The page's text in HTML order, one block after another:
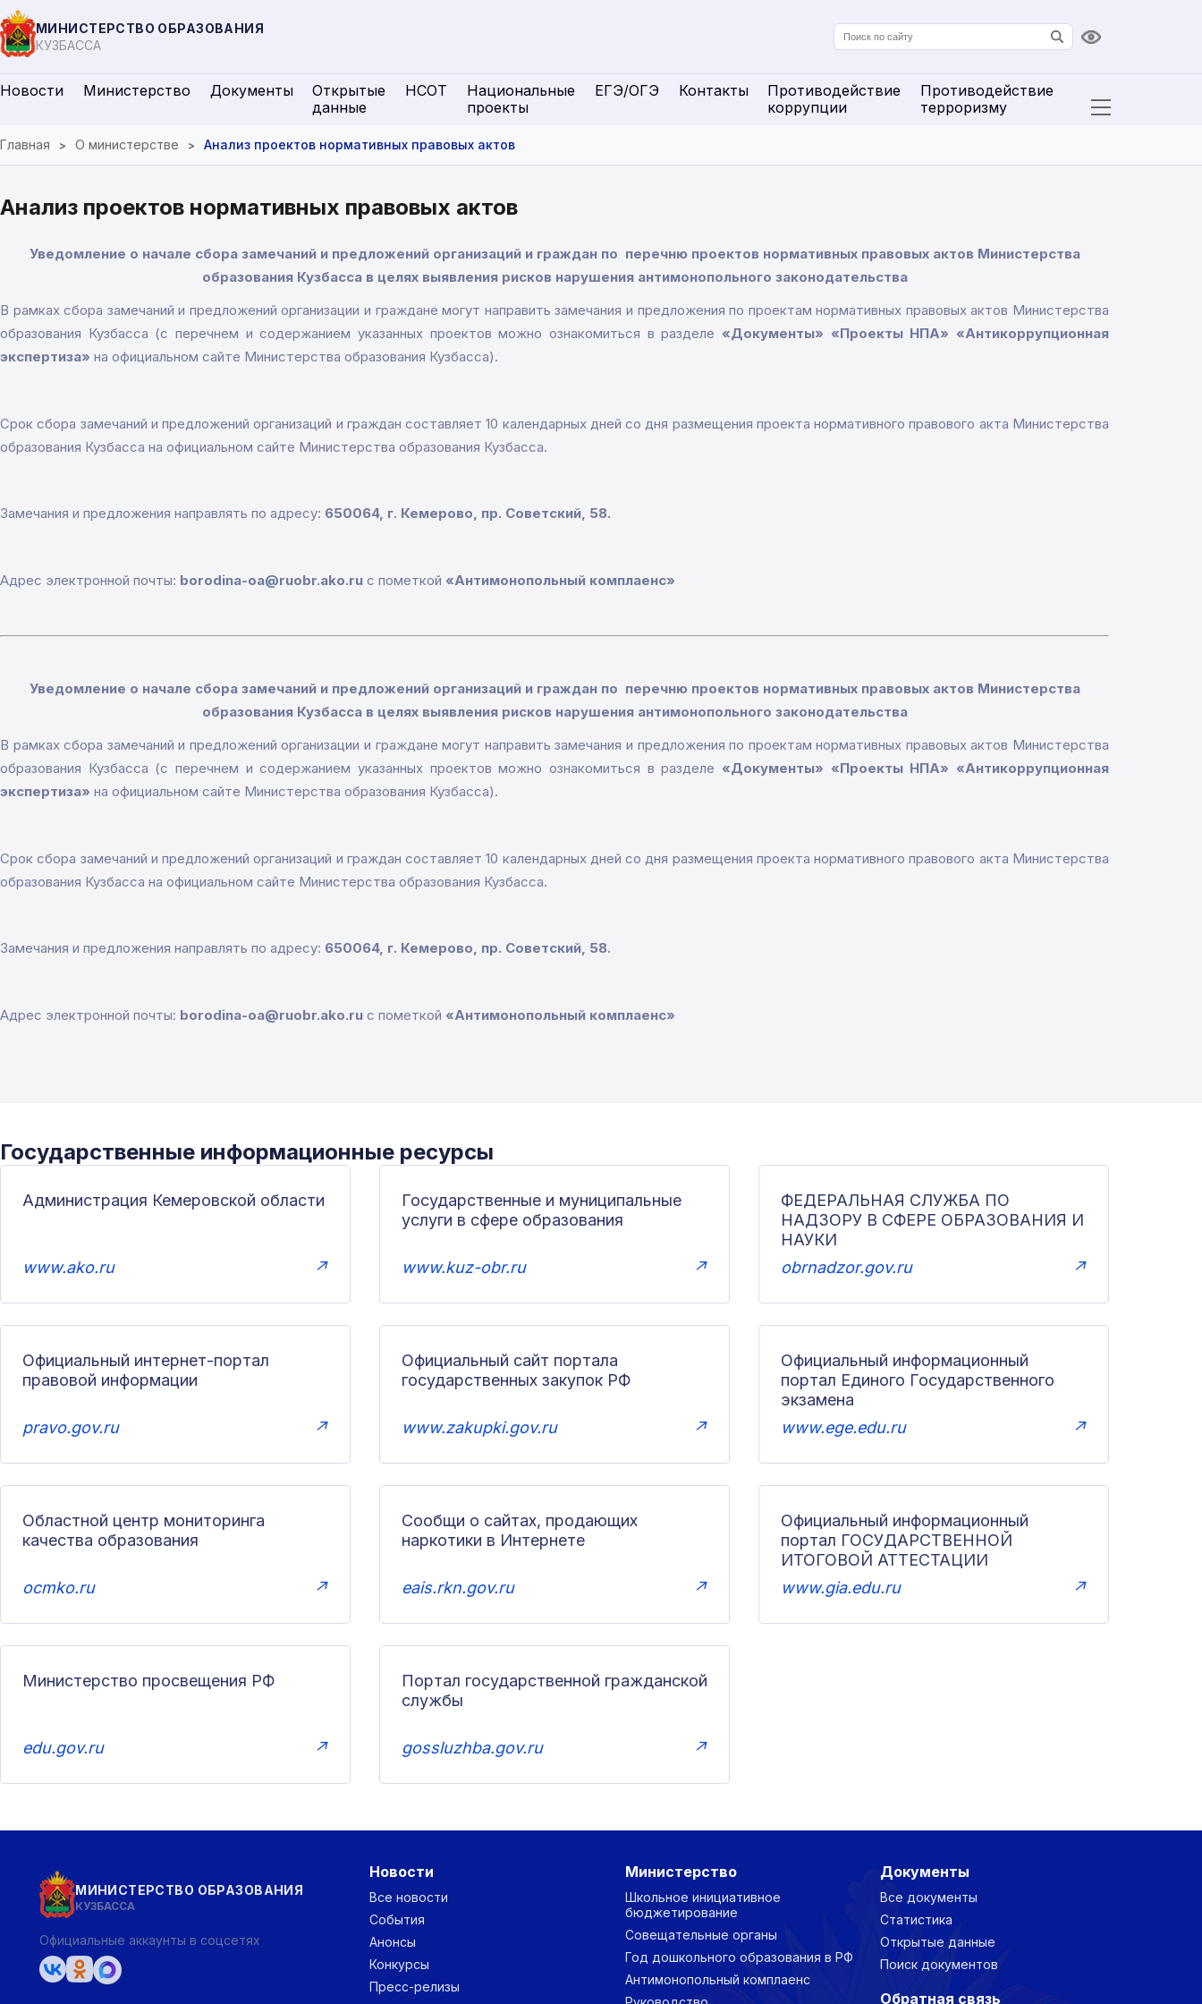
МИНИСТЕРСТВО ОБРАЗОВАНИЯ
КУЗБАССА
Версия для
Новости Министерство Документы
Открытые
данные
НСОТ
Национальные
проекты
ЕГЭ/ОГЭ Контакты
Противодействие
коррупции
Противодействие
терроризму
Открыть
Главная О министерстве Анализ проектов нормативных правовых актов
Анализ проектов нормативных правовых актов
Уведомление о начале сбора замечаний и предложений организаций и граждан по перечню проектов нормативных правовых актов Министерства
образования Кузбасса в целях выявления рисков нарушения антимонопольного законодательства
В рамках сбора замечаний и предложений организации и граждане могут направить замечания и предложения по проектам нормативных правовых актов Министерства
образования Кузбасса (с перечнем и содержанием указанных проектов можно ознакомиться в разделе «Документы» «Проекты НПА» «Антикоррупционная
экспертиза» на официальном сайте Министерства образования Кузбасса).
Срок сбора замечаний и предложений организаций и граждан составляет 10 календарных дней со дня размещения проекта нормативного правового акта Министерства
образования Кузбасса на официальном сайте Министерства образования Кузбасса.
Замечания и предложения направлять по адресу: 650064, г. Кемерово, пр. Советский, 58.
Адрес электронной почты: borodina-oa@ruobr.ako.ru с пометкой «Антимонопольный комплаенс»
Уведомление о начале сбора замечаний и предложений организаций и граждан по перечню проектов нормативных правовых актов Министерства
образования Кузбасса в целях выявления рисков нарушения антимонопольного законодательства
В рамках сбора замечаний и предложений организации и граждане могут направить замечания и предложения по проектам нормативных правовых актов Министерства
образования Кузбасса (с перечнем и содержанием указанных проектов можно ознакомиться в разделе «Документы» «Проекты НПА» «Антикоррупционная
экспертиза» на официальном сайте Министерства образования Кузбасса).
Срок сбора замечаний и предложений организаций и граждан составляет 10 календарных дней со дня размещения проекта нормативного правового акта Министерства
образования Кузбасса на официальном сайте Министерства образования Кузбасса.
Замечания и предложения направлять по адресу: 650064, г. Кемерово, пр. Советский, 58.
Адрес электронной почты: borodina-oa@ruobr.ako.ru с пометкой «Антимонопольный комплаенс»
Государственные информационные ресурсы
Администрация Кемеровской области
www.ako.ru ↗
Государственные и муниципальные
услуги в сфере образования
www.kuz-obr.ru ↗
ФЕДЕРАЛЬНАЯ СЛУЖБА ПО
НАДЗОРУ В СФЕРЕ ОБРАЗОВАНИЯ И
НАУКИ
obrnadzor.gov.ru
↗
Официальный интернет-портал
правовой информации
pravo.gov.ru ↗
Официальный сайт портала
государственных закупок РФ
www.zakupki.gov.ru ↗
Официальный информационный
портал Единого Государственного
экзамена
www.ege.edu.ru
↗
Областной центр мониторинга
качества образования
ocmko.ru ↗
Сообщи о сайтах, продающих
наркотики в Интернете
eais.rkn.gov.ru ↗
Официальный информационный
портал ГОСУДАРСТВЕННОЙ
ИТОГОВОЙ АТТЕСТАЦИИ
www.gia.edu.ru
↗
Министерство просвещения РФ
edu.gov.ru ↗
Портал государственной гражданской
службы
gossluzhba.gov.ru ↗
МИНИСТЕРСТВО ОБРАЗОВАНИЯ
КУЗБАССА
Официальные аккаунты в соцсетях
Новости
Все новости
События
Анонсы
Конкурсы
Пресс-релизы
Министерство
Школьное инициативное
бюджетирование
Совещательные органы
Год дошкольного образования в РФ
Антимонопольный комплаенс
Документы
Все документы
Статистика
Открытые данные
Поиск документов
Обратная связь